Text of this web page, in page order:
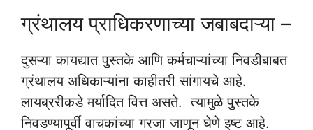
ग्रंथालय प्राधिकरणाच्या जबाबदाऱ्या –
दुसऱ्या कायद्यात पुस्तके आणि कर्मचाऱ्यांच्या निवडीबाबत
ग्रंथालय अधिकाऱ्यांना काहीतरी सांगायचे आहे.
लायब्ररीकडे मर्यादित वित्त असते. त्यामुळे पुस्तके
निवडण्यापूर्वी वाचकांच्या गरजा जाणून घेणे इष्ट आहे.